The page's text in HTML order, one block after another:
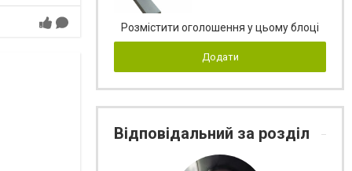
Розмістити оголошення у цьому блоці
Додати
Відповідальний за розділ